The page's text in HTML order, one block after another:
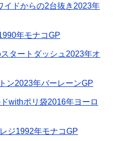
イドからの2台抜き2023年
年モナコGP
タートダッシュ2023年オ
ン2023年バーレーンGP
withポリ袋2016年ヨーロ
ジ1992年モナコGP